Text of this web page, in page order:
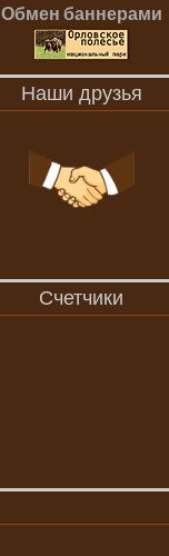
Обмен баннерами
Наши друзья
Счетчики